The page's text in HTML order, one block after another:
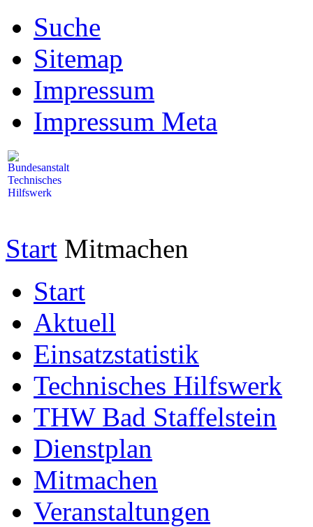
Suche
Sitemap
Impressum
Impressum Meta
Start Mitmachen
Start
Aktuell
Einsatzstatistik
Technisches Hilfswerk
THW Bad Staffelstein
Dienstplan
Mitmachen
Veranstaltungen